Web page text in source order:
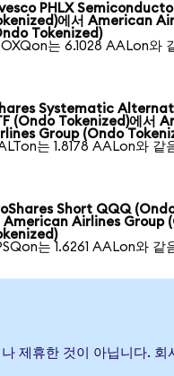
PHLX
에서 American
Tokenized)
는 6.1028 AALon와
Systematic
(Ondo Tokenized)에서
Group (Ondo
는 1.8178 AALon와 같
Short QQQ
American Airlines Group
는 1.6261 AALon와 같
제휴한 것이 아닙니다.